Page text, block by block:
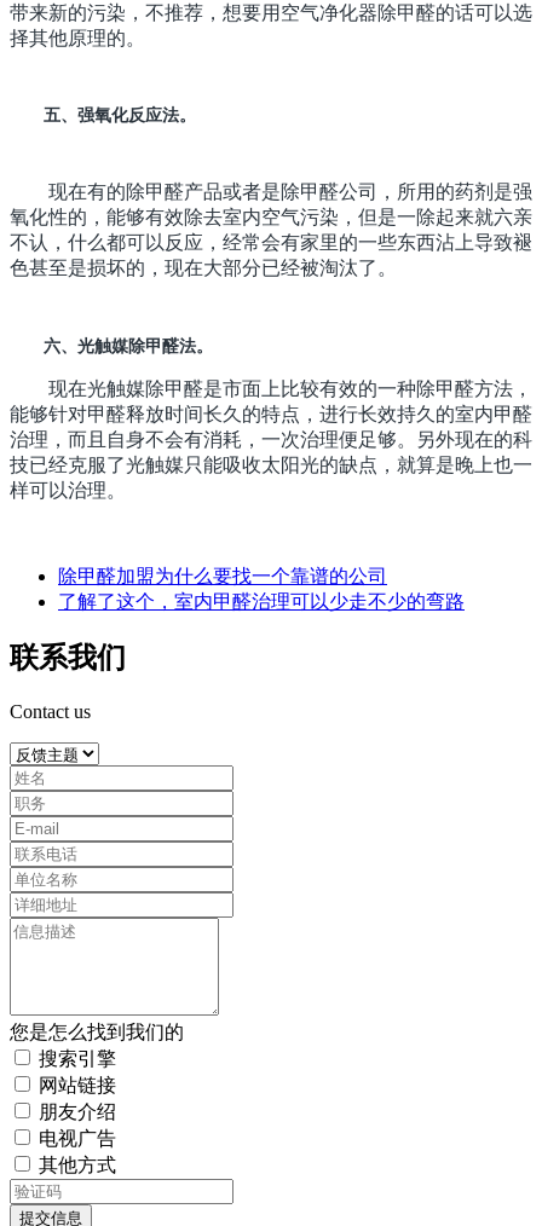
带来新的污染，不推荐，想要用空气净化器除甲醛的话可以选
择其他原理的。
五、强氧化反应法。
现在有的除甲醛产品或者是除甲醛公司，所用的药剂是强
氧化性的，能够有效除去室内空气污染，但是一除起来就六亲
不认，什么都可以反应，经常会有家里的一些东西沾上导致褪
色甚至是损坏的，现在大部分已经被淘汰了。
六、光触媒除甲醛法。
现在光触媒除甲醛是市面上比较有效的一种除甲醛方法，
能够针对甲醛释放时间长久的特点，进行长效持久的室内甲醛
治理，而且自身不会有消耗，一次治理便足够。另外现在的科
技已经克服了光触媒只能吸收太阳光的缺点，就算是晚上也一
样可以治理。
除甲醛加盟为什么要找一个靠谱的公司
了解了这个，室内甲醛治理可以少走不少的弯路
联系我们
Contact us
您是怎么找到我们的
搜索引擎
网站链接
朋友介绍
电视广告
其他方式
提交信息